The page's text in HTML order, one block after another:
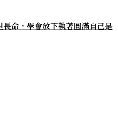
命，學會放下執著圓滿自己是